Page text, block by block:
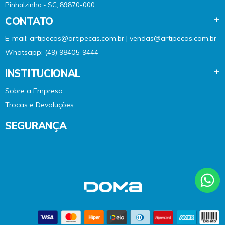
Pinhalzinho - SC, 89870-000
CONTATO
E-mail: artipecas@artipecas.com.br | vendas@artipecas.com.br
Whatsapp: (49) 98405-9444
INSTITUCIONAL
Sobre a Empresa
Trocas e Devoluções
SEGURANÇA